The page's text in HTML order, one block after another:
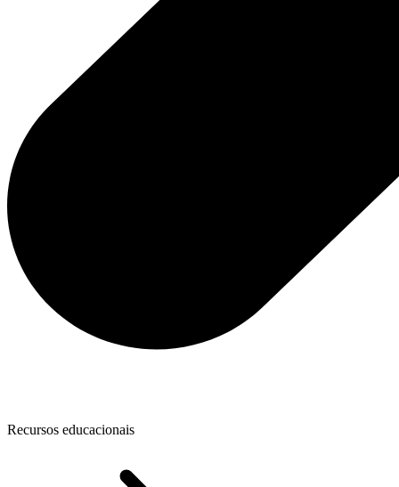
Recursos educacionais